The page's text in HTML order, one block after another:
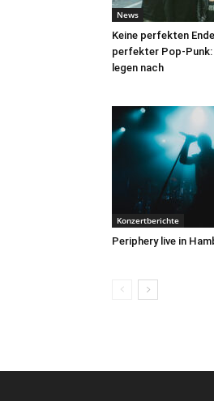
News
Keine perfekten
perfekter Pop-Punk:
legen nach
Konzertberichte
Periphery live in